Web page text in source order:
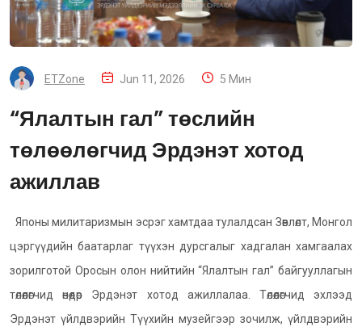
ETZone Jun 11, 2026 5 Мин
“Ялалтын гал” төслийн
төлөөлөгчид Эрдэнэт хотод
ажиллав
Японы милитаризмын эсрэг хамтдаа тулалдсан Зөвлөлт, Монгол
цэргүүдийн баатарлаг түүхэн дурсгалыг хадгалан хамгаалах
зорилготой Оросын олон нийтийн “Ялалтын гал” байгууллагын
төлөөлөгчид өнөөдөр Эрдэнэт хотод ажиллалаа. Төлөөлөгчид эхлээд
Эрдэнэт үйлдвэрийн Түүхийн музейгээр зочилж, үйлдвэрийн